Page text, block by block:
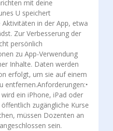
mit deine
U speichert
in der App, etwa
Zur Verbesserung der
persönlich
zu App-Verwendung
Inhalte. Daten werden
erfolgt, um sie auf einem
entfernen.Anforderungen:•
ein iPhone, iPad oder
zugängliche Kurse
müssen Dozenten an
sein.